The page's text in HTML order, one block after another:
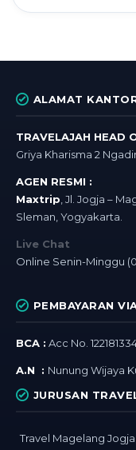
ALAMAT
TRAVELAJAH HEAD
Griya Kharisma 2
AGEN RESMI :
Maxtrip, Jl. Jogja –
Sleman, Yogyakarta.
Live Chat
Online Senin-Minggu
PEMBAYARAN
BCA : Acc No.
A.N : Nunung Wijaya
JURUSAN
Travel Magelang Jogja